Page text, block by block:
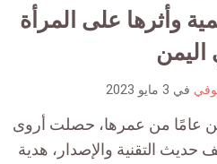
وأثرها على المرأة
اليمن
في 3 مايو 2023
عامًا من عمرها، حصلت أروى
التقنية والإصدار، هدية